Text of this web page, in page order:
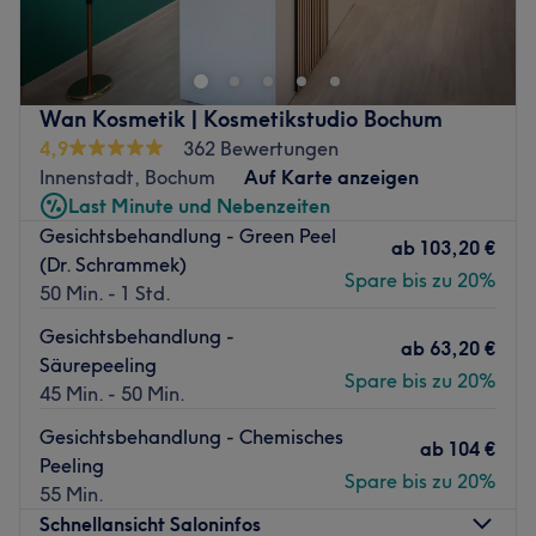
in Bochum, das für seine erstklassigen Dienstleistungen
bekannt ist. Das Studio hat sich aufgrund seiner
Professionalität und der Qualität seiner Dienstleistungen
einen Namen gemacht.
Nächste öffentliche Verkehrsmittel:
Die Haltestelle Bochum Brückstr. ist in wenigen
Gehminuten erreichbar.
Das Team:
Das Nagelstudio Saigon Kimmie's Beauty wird von einem
Teams ist darauf bedacht, den Kunden den
bestmöglichen Service zu bieten. Das Team ist
professionell und hat ein Auge für Details, was sich in der
Zufriedenheit der Kunden widerspiegelt.
Was uns an dem Salon gefällt:
Atmosphäre: Einladend, elegant, angenehm.
Expertise: Nageldesign.
Wan Kosmetik | Kosmetikstudio Bochum
4,9
362 Bewertungen
Innenstadt, Bochum
Auf Karte anzeigen
Last Minute und Nebenzeiten
Gesichtsbehandlung - Green Peel
(Dr. Schrammek)
50 Min. - 1 Std.
ab 103,20 €
Spare bis zu 20%
Gesichtsbehandlung -
Säurepeeling
45 Min. - 50 Min.
ab 63,20 €
Spare bis zu 20%
Gesichtsbehandlung - Chemisches
Peeling
55 Min.
ab 104 €
Spare bis zu 20%
Schnellansicht Saloninfos